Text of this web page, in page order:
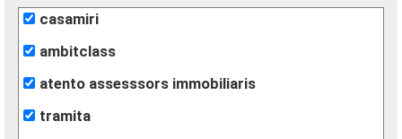
casamiri
ambitclass
atento assesssors immobiliaris
tramita